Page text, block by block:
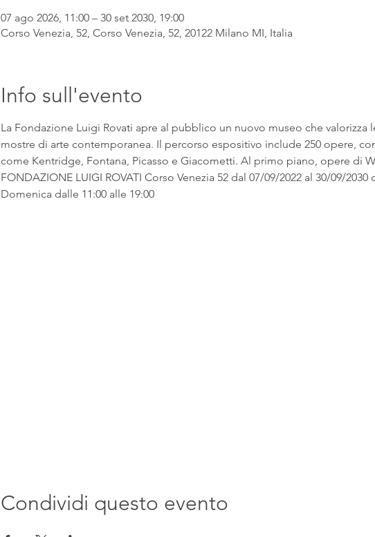
07 ago 2026, 11:00 – 30 set 2030, 19:00
Corso Venezia, 52, Corso Venezia, 52, 20122 Milano MI, Italia
Info sull'evento
La Fondazione Luigi Rovati apre al pubblico un nuovo museo che valorizza
mostre di arte contemporanea. Il percorso espositivo include 250 opere,
come Kentridge, Fontana, Picasso e Giacometti. Al primo piano, opere di
FONDAZIONE LUIGI ROVATI Corso Venezia 52 dal 07/09/2022 al 30/09/
Domenica dalle 11:00 alle 19:00
Condividi questo evento